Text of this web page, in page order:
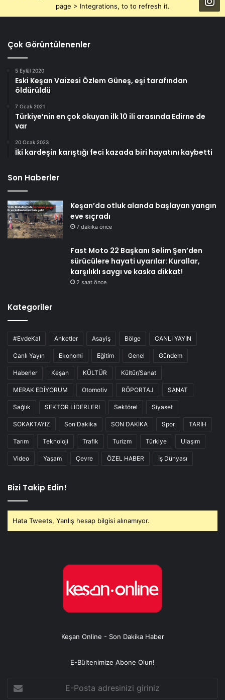
page > Integrations, to to refresh it.
Çok Görüntülenenler
5 Eylül 2020
Eski Keşan Vaizesi Özlem Güneş, eşi tarafından
öldürüldü
7 Ocak 2021
Türkiye’nin en çok okuyan ilk 10 ili arasında Edirne de
var
20 Ocak 2023
İki kardeşin karıştığı feci kazada biri hayatını kaybetti
Son Haberler
Keşan’da otluk alanda başlayan yangın
eve sıçradı
7 dakika önce
Fast Moto 22 Başkanı Selim Şen’den
sürücülere hayati uyarılar: Kurallar,
karşılıklı saygı ve kaska dikkat!
2 saat önce
Kategoriler
#EvdeKal Anketler Asayiş Bölge CANLI YAYIN
Canlı Yayın Ekonomi Eğitim Genel Gündem
Haberler Keşan KÜLTÜR Kültür/Sanat
MERAK EDİYORUM Otomotiv RÖPORTAJ SANAT
Sağlık SEKTÖR LİDERLERİ Sektörel Siyaset
SOKAKTAYIZ Son Dakika SON DAKİKA Spor TARİH
Tarım Teknoloji Trafik Turizm Türkiye Ulaşım
Video Yaşam Çevre ÖZEL HABER İş Dünyası
Bizi Takip Edin!
Hata Tweets, Yanlış hesap bilgisi alınamıyor.
Keşan Online - Son Dakika Haber
E-Bültenimize Abone Olun!
Posta